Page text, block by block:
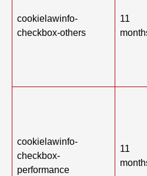
cookielawinfo-
checkbox-others
11
cookielawinfo-
checkbox-
performance
11